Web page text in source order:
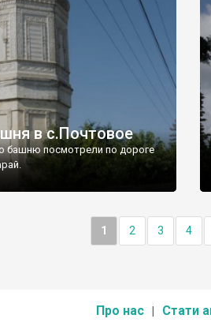
в с.Почтовое
башню посмотрели по дороге
1 2 3 4
Про нас Стати